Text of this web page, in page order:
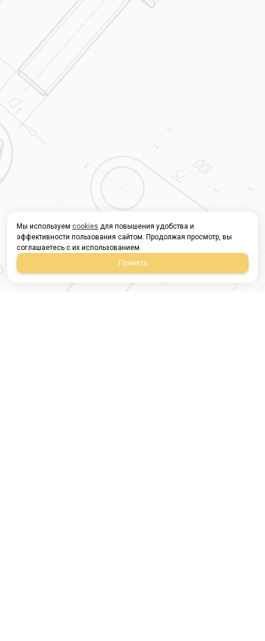
Мы используем cookies для повышения удобства и
эффективности пользования сайтом. Продолжая просмотр, вы
соглашаетесь с их использованием.
Принять